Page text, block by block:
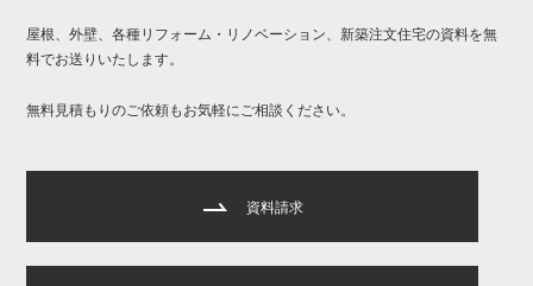
屋根、外壁、各種リフォーム・リノベーション、新築注文住宅の資料を無
料でお送りいたします。
無料見積もりのご依頼もお気軽にご相談ください。
資料請求